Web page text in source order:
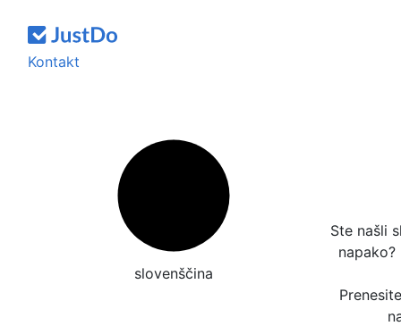
Kontakt
slovenščina
Ste našli
napako?